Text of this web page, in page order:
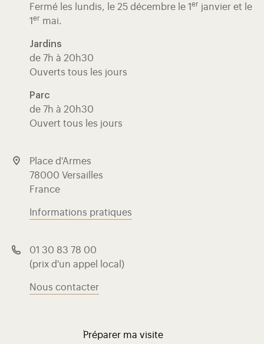
Fermé les lundis, le 25 décembre le 1 er janvier et le
1 er mai.
Jardins
de 7h à 20h30
Ouverts tous les jours
Parc
de 7h à 20h30
Ouvert tous les jours
Place d'Armes
78000 Versailles
France
Informations pratiques
01 30 83 78 00
(prix d'un appel local)
Nous contacter
Préparer ma visite